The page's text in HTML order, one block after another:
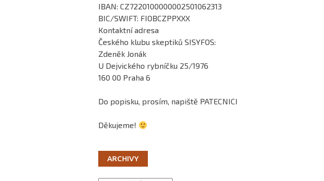
IBAN: CZ7220100000002501062313
BIC/SWIFT: FIOBCZPPXXX
Kontaktní adresa
Českého klubu skeptiků SISYFOS:
Zdeněk Jonák
U Dejvického rybníčku 25/1976
160 00 Praha 6
Do popisku, prosím, napiště PATECNICI
Děkujeme!
ARCHIVY